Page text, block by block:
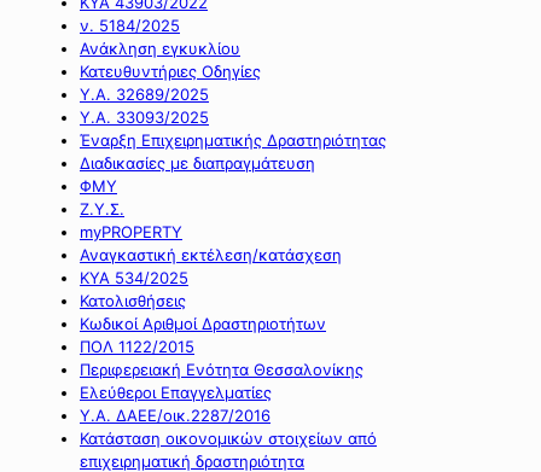
ν. 5184/2025
Ανάκληση εγκυκλίου
Κατευθυντήριες Οδηγίες
Υ.Α. 32689/2025
Υ.Α. 33093/2025
Έναρξη Επιχειρηματικής Δραστηριότητας
Διαδικασίες με διαπραγμάτευση
ΦΜΥ
Ζ.Υ.Σ.
myPROPERTY
Αναγκαστική εκτέλεση/κατάσχεση
ΚΥΑ 534/2025
Κατολισθήσεις
Κωδικοί Αριθμοί Δραστηριοτήτων
ΠΟΛ 1122/2015
Περιφερειακή Ενότητα Θεσσαλονίκης
Ελεύθεροι Επαγγελματίες
Υ.Α. ΔΑΕΕ/οικ.2287/2016
Κατάσταση οικονομικών στοιχείων από
επιχειρηματική δραστηριότητα